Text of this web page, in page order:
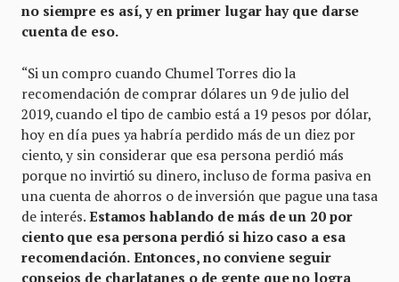
no siempre es así, y en primer lugar hay que darse
cuenta de eso.
“Si un compro cuando Chumel Torres dio la
recomendación de comprar dólares un 9 de julio del
2019, cuando el tipo de cambio está a 19 pesos por dólar,
hoy en día pues ya habría perdido más de un diez por
ciento, y sin considerar que esa persona perdió más
porque no invirtió su dinero, incluso de forma pasiva en
una cuenta de ahorros o de inversión que pague una tasa
de interés. Estamos hablando de más de un 20 por
ciento que esa persona perdió si hizo caso a esa
recomendación. Entonces, no conviene seguir
consejos de charlatanes o de gente que no logra